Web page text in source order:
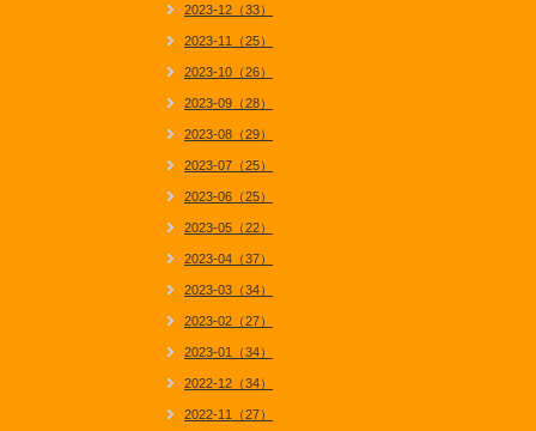
2023-12（33）
2023-11（25）
2023-10（26）
2023-09（28）
2023-08（29）
2023-07（25）
2023-06（25）
2023-05（22）
2023-04（37）
2023-03（34）
2023-02（27）
2023-01（34）
2022-12（34）
2022-11（27）